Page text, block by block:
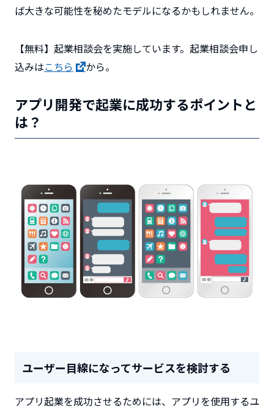
ば大きな可能性を秘めたモデルになるかもしれません。
【無料】起業相談会を実施しています。起業相談会申し
込みはこちら から。
アプリ開発で起業に成功するポイントと
は？
ユーザー目線になってサービスを検討する
アプリ起業を成功させるためには、アプリを使用するユ